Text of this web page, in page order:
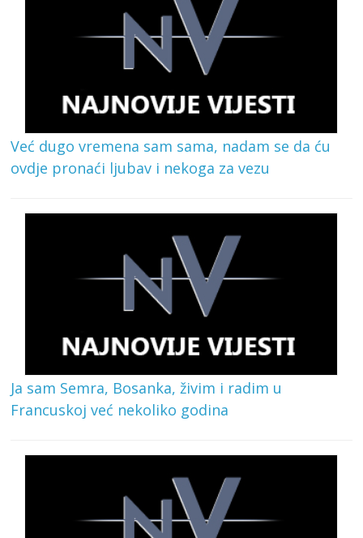
Već dugo vremena sam sama, nadam se da ću
ovdje pronaći ljubav i nekoga za vezu
Ja sam Semra, Bosanka, živim i radim u
Francuskoj već nekoliko godina